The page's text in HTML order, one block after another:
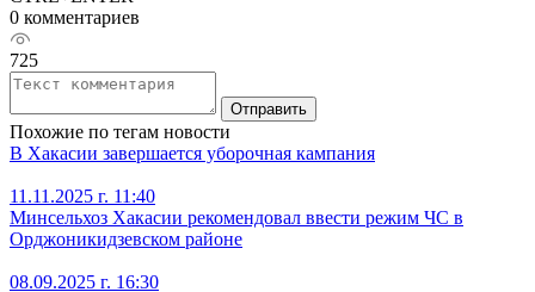
0 комментариев
725
Отправить
Похожие по тегам новости
В Хакасии завершается уборочная кампания
11.11.2025 г. 11:40
Минсельхоз Хакасии рекомендовал ввести режим ЧС в
Орджоникидзевском районе
08.09.2025 г. 16:30